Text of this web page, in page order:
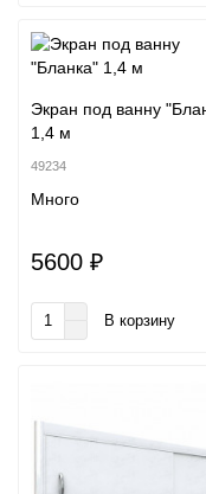
Экран под ванну
1,4 м
49234
Много
5600 ₽
В корзину